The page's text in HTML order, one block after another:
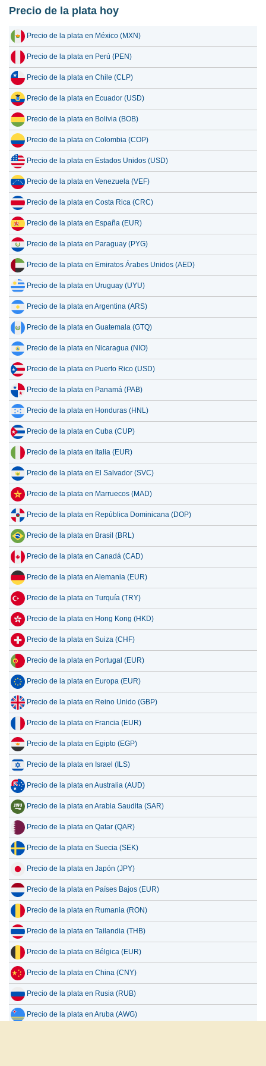
17 julio 2026 2,639.13
16 julio 2026 2,620.95
15 julio 2026 2,712.23
14 julio 2026 2,765.76
13 julio 2026 2,694.19
12 julio 2026 2,805.04
11 julio 2026 2,805.04
10 julio 2026 2,797.61
9 julio 2026 2,831.86
Precio de la plata hoy
Precio de la plata en México (MXN)
Precio de la plata en Perú (PEN)
Precio de la plata en Chile (CLP)
Precio de la plata en Ecuador (USD)
Precio de la plata en Bolivia (BOB)
Precio de la plata en Colombia (COP)
Precio de la plata en Estados Unidos (USD)
Precio de la plata en Venezuela (VEF)
Precio de la plata en Costa Rica (CRC)
Precio de la plata en España (EUR)
Precio de la plata en Paraguay (PYG)
Precio de la plata en Emiratos Árabes Unidos (AED)
Precio de la plata en Uruguay (UYU)
Precio de la plata en Argentina (ARS)
Precio de la plata en Guatemala (GTQ)
Precio de la plata en Nicaragua (NIO)
Precio de la plata en Puerto Rico (USD)
Precio de la plata en Panamá (PAB)
Precio de la plata en Honduras (HNL)
Precio de la plata en Cuba (CUP)
Precio de la plata en Italia (EUR)
Precio de la plata en El Salvador (SVC)
Precio de la plata en Marruecos (MAD)
Precio de la plata en República Dominicana (DOP)
Precio de la plata en Brasil (BRL)
Precio de la plata en Canadá (CAD)
Precio de la plata en Alemania (EUR)
Precio de la plata en Turquía (TRY)
Precio de la plata en Hong Kong (HKD)
Precio de la plata en Suiza (CHF)
Precio de la plata en Portugal (EUR)
Precio de la plata en Europa (EUR)
Precio de la plata en Reino Unido (GBP)
Precio de la plata en Francia (EUR)
Precio de la plata en Egipto (EGP)
Precio de la plata en Israel (ILS)
Precio de la plata en Australia (AUD)
Precio de la plata en Arabia Saudita (SAR)
Precio de la plata en Qatar (QAR)
Precio de la plata en Suecia (SEK)
Precio de la plata en Japón (JPY)
Precio de la plata en Países Bajos (EUR)
Precio de la plata en Rumania (RON)
Precio de la plata en Tailandia (THB)
Precio de la plata en Bélgica (EUR)
Precio de la plata en China (CNY)
Precio de la plata en Rusia (RUB)
Precio de la plata en Aruba (AWG)